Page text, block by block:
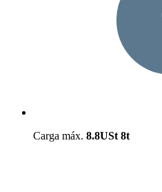
Carga máx. 8.8USt 8t